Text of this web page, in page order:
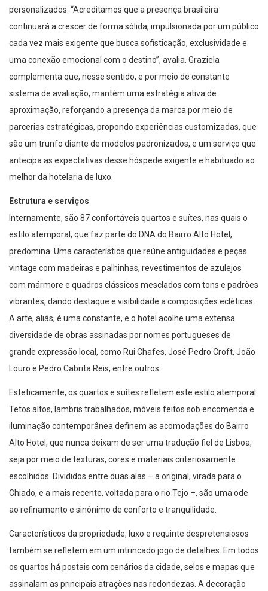
personalizados. “Acreditamos que a presença brasileira
continuará a crescer de forma sólida, impulsionada por um público
cada vez mais exigente que busca sofisticação, exclusividade e
uma conexão emocional com o destino”, avalia. Graziela
complementa que, nesse sentido, e por meio de constante
sistema de avaliação, mantém uma estratégia ativa de
aproximação, reforçando a presença da marca por meio de
parcerias estratégicas, propondo experiências customizadas, que
são um trunfo diante de modelos padronizados, e um serviço que
antecipa as expectativas desse hóspede exigente e habituado ao
melhor da hotelaria de luxo.
Estrutura e serviços
Internamente, são 87 confortáveis quartos e suítes, nas quais o
estilo atemporal, que faz parte do DNA do Bairro Alto Hotel,
predomina. Uma característica que reúne antiguidades e peças
vintage com madeiras e palhinhas, revestimentos de azulejos
com mármore e quadros clássicos mesclados com tons e padrões
vibrantes, dando destaque e visibilidade a composições ecléticas.
A arte, aliás, é uma constante, e o hotel acolhe uma extensa
diversidade de obras assinadas por nomes portugueses de
grande expressão local, como Rui Chafes, José Pedro Croft, João
Louro e Pedro Cabrita Reis, entre outros.
Esteticamente, os quartos e suítes refletem este estilo atemporal.
Tetos altos, lambris trabalhados, móveis feitos sob encomenda e
iluminação contemporânea definem as acomodações do Bairro
Alto Hotel, que nunca deixam de ser uma tradução fiel de Lisboa,
seja por meio de texturas, cores e materiais criteriosamente
escolhidos. Divididos entre duas alas – a original, virada para o
Chiado, e a mais recente, voltada para o rio Tejo –, são uma ode
ao refinamento e sinônimo de conforto e tranquilidade.
Característicos da propriedade, luxo e requinte despretensiosos
também se refletem em um intrincado jogo de detalhes. Em todos
os quartos há postais com cenários da cidade, selos e mapas que
assinalam as principais atrações nas redondezas. A decoração